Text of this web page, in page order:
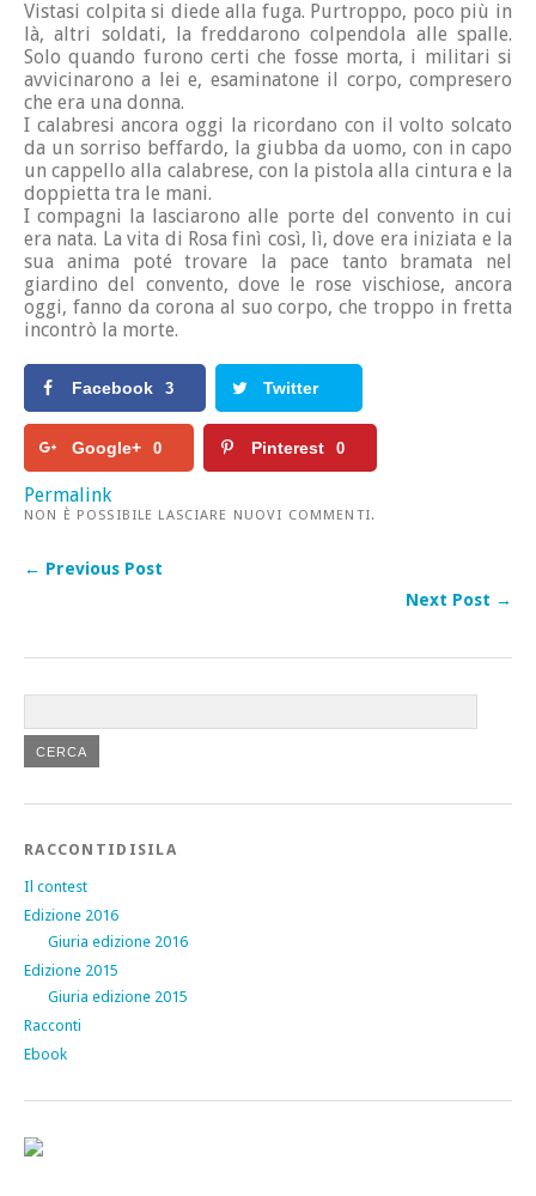
Vistasi colpita si diede alla fuga. Purtroppo, poco più in
là, altri soldati, la freddarono colpendola alle spalle.
Solo quando furono certi che fosse morta, i militari si
avvicinarono a lei e, esaminatone il corpo, compresero
che era una donna.
I calabresi ancora oggi la ricordano con il volto solcato
da un sorriso beffardo, la giubba da uomo, con in capo
un cappello alla calabrese, con la pistola alla cintura e la
doppietta tra le mani.
I compagni la lasciarono alle porte del convento in cui
era nata. La vita di Rosa finì così, lì, dove era iniziata e la
sua anima poté trovare la pace tanto bramata nel
giardino del convento, dove le rose vischiose, ancora
oggi, fanno da corona al suo corpo, che troppo in fretta
incontrò la morte.
Facebook 3 Twitter
Google+ 0 Pinterest 0
Permalink
NON È POSSIBILE LASCIARE NUOVI COMMENTI.
← Previous Post
Next Post →
RACCONTIDISILA
Il contest
Edizione 2016
Giuria edizione 2016
Edizione 2015
Giuria edizione 2015
Racconti
Ebook